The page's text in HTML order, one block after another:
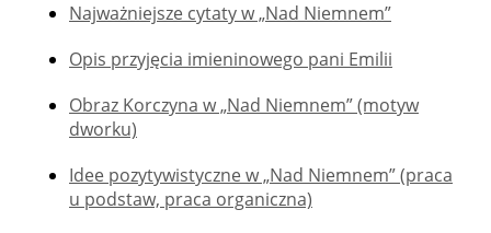
Najważniejsze cytaty w „Nad Niemnem”
Opis przyjęcia imieninowego pani Emilii
Obraz Korczyna w „Nad Niemnem” (motyw
dworku)
Idee pozytywistyczne w „Nad Niemnem” (praca
u podstaw, praca organiczna)